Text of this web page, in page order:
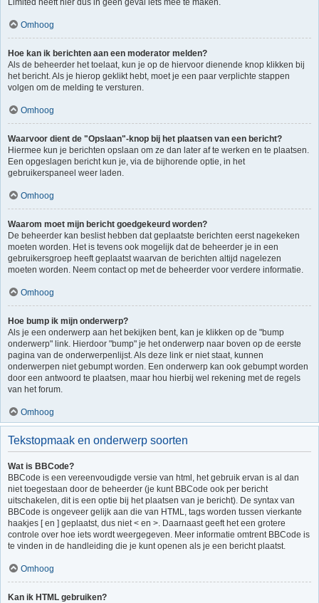
Limited heeft hier dus in geen geval iets mee te maken.
Omhoog
Hoe kan ik berichten aan een moderator melden?
Als de beheerder het toelaat, kun je op de hiervoor dienende knop klikken bij
het bericht. Als je hierop geklikt hebt, moet je een paar verplichte stappen
volgen om de melding te versturen.
Omhoog
Waarvoor dient de "Opslaan"-knop bij het plaatsen van een bericht?
Hiermee kun je berichten opslaan om ze dan later af te werken en te plaatsen.
Een opgeslagen bericht kun je, via de bijhorende optie, in het
gebruikerspaneel weer laden.
Omhoog
Waarom moet mijn bericht goedgekeurd worden?
De beheerder kan beslist hebben dat geplaatste berichten eerst nagekeken
moeten worden. Het is tevens ook mogelijk dat de beheerder je in een
gebruikersgroep heeft geplaatst waarvan de berichten altijd nagelezen
moeten worden. Neem contact op met de beheerder voor verdere informatie.
Omhoog
Hoe bump ik mijn onderwerp?
Als je een onderwerp aan het bekijken bent, kan je klikken op de "bump
onderwerp" link. Hierdoor "bump" je het onderwerp naar boven op de eerste
pagina van de onderwerpenlijst. Als deze link er niet staat, kunnen
onderwerpen niet gebumpt worden. Een onderwerp kan ook gebumpt worden
door een antwoord te plaatsen, maar hou hierbij wel rekening met de regels
van het forum.
Omhoog
Tekstopmaak en onderwerp soorten
Wat is BBCode?
BBCode is een vereenvoudigde versie van html, het gebruik ervan is al dan
niet toegestaan door de beheerder (je kunt BBCode ook per bericht
uitschakelen, dit is een optie bij het plaatsen van je bericht). De syntax van
BBCode is ongeveer gelijk aan die van HTML, tags worden tussen vierkante
haakjes [ en ] geplaatst, dus niet < en >. Daarnaast geeft het een grotere
controle over hoe iets wordt weergegeven. Meer informatie omtrent BBCode is
te vinden in de handleiding die je kunt openen als je een bericht plaatst.
Omhoog
Kan ik HTML gebruiken?